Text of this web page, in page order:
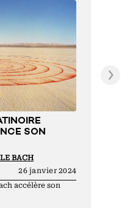
SON
BACH
26 janvier 2024
accélère son